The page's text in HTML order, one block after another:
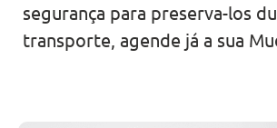
segurança para preserva-los
transporte, agende já a sua